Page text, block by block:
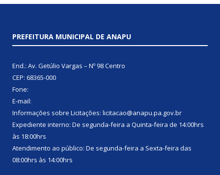
PREFEITURA MUNICIPAL DE ANAPU
End.: Av. Getúlio Vargas – Nº 98 Centro
CEP: 68365-000
Fone:
E-mail:
Informações sobre Licitações: licitacao@anapu.pa.gov.br
Expediente interno: De segunda-feira a Quinta-feira de 14:00hrs
às 18:00hrs
Atendimento ao público: De segunda-feira a Sexta-feira das
08:00hrs às 14:00hrs